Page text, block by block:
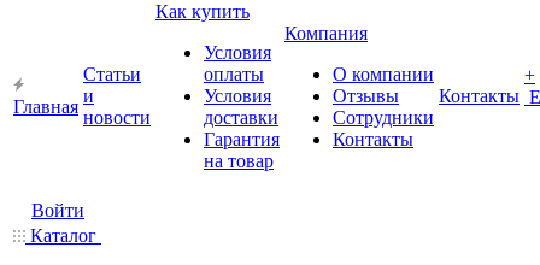
Главная
Статьи
и
новости
Как купить
Условия
оплаты
Условия
доставки
Гарантия
на товар
Компания
О компании
Отзывы
Сотрудники
Контакты
Контакты
+
Войти
Каталог